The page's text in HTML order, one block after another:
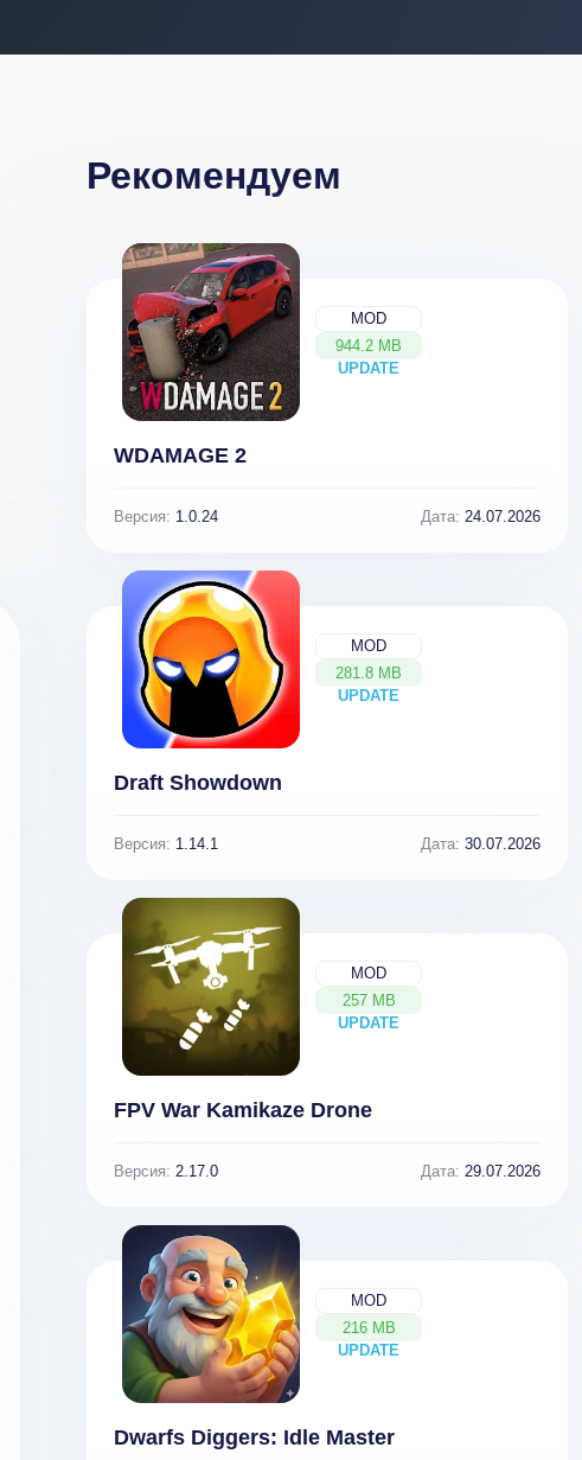
Рекомендуем
MOD
944.2 MB
UPDATE
NEW
WDAMAGE 2
Версия: 1.0.24 Дата: 24.07.2026
MOD
281.8 MB
UPDATE
NEW
Draft Showdown
Версия: 1.14.1 Дата: 30.07.2026
MOD
257 MB
UPDATE
NEW
FPV War Kamikaze Drone
Версия: 2.17.0 Дата: 29.07.2026
MOD
216 MB
UPDATE
NEW
Dwarfs Diggers: Idle Master